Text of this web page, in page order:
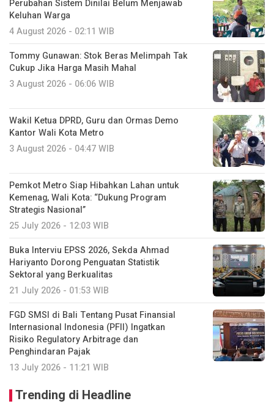
Perubahan Sistem Dinilai Belum Menjawab
Keluhan Warga
4 August 2026 - 02:11 WIB
Tommy Gunawan: Stok Beras Melimpah Tak
Cukup Jika Harga Masih Mahal
3 August 2026 - 06:06 WIB
Wakil Ketua DPRD, Guru dan Ormas Demo
Kantor Wali Kota Metro
3 August 2026 - 04:47 WIB
Pemkot Metro Siap Hibahkan Lahan untuk
Kemenag, Wali Kota: “Dukung Program
Strategis Nasional”
25 July 2026 - 12:03 WIB
Buka Interviu EPSS 2026, Sekda Ahmad
Hariyanto Dorong Penguatan Statistik
Sektoral yang Berkualitas
21 July 2026 - 01:53 WIB
FGD SMSI di Bali Tentang Pusat Finansial
Internasional Indonesia (PFII) Ingatkan
Risiko Regulatory Arbitrage dan
Penghindaran Pajak
13 July 2026 - 11:21 WIB
Trending di Headline